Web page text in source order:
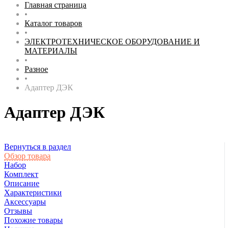
Главная страница
•
Каталог товаров
•
ЭЛЕКТРОТЕХНИЧЕСКОЕ ОБОРУДОВАНИЕ И
МАТЕРИАЛЫ
•
Разное
•
Адаптер ДЭК
Адаптер ДЭК
Вернуться в раздел
Обзор товара
Набор
Комплект
Описание
Характеристики
Аксессуары
Отзывы
Похожие товары